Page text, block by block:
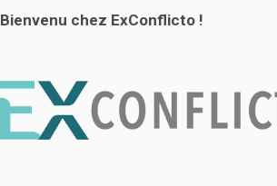
Bienvenu chez ExConflicto !